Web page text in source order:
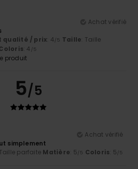
Achat vérifié
qualité / prix: 4/5 Taille: Taille
: 4 /5
produit
5/5
Achat vérifié
simplement
parfaite Matière: 5/5 Coloris: 5/5